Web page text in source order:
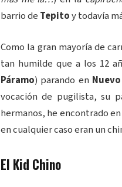
barrio de Tepitoy todavía
Como la gran mayoría de
tan humilde que a los 12
Páramo) parando en
vocación de pugilista, su
hermanos, he encontrado
en cualquier caso eran un
El Kid Chino